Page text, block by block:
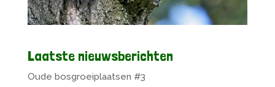
Laatste nieuwsberichten
Oude bosgroeiplaatsen #3